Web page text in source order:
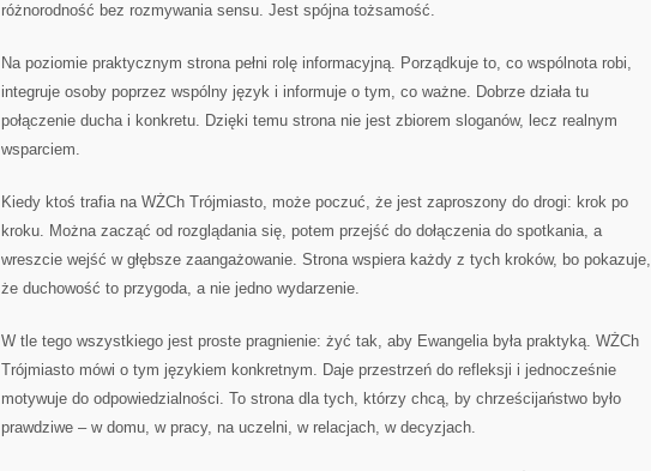
różnorodność bez rozmywania sensu. Jest spójna tożsamość.
Na poziomie praktycznym strona pełni rolę informacyjną. Porządkuje to, co wspólnota robi,
integruje osoby poprzez wspólny język i informuje o tym, co ważne. Dobrze działa tu
połączenie ducha i konkretu. Dzięki temu strona nie jest zbiorem sloganów, lecz realnym
wsparciem.
Kiedy ktoś trafia na WŻCh Trójmiasto, może poczuć, że jest zaproszony do drogi: krok po
kroku. Można zacząć od rozglądania się, potem przejść do dołączenia do spotkania, a
wreszcie wejść w głębsze zaangażowanie. Strona wspiera każdy z tych kroków, bo pokazuje,
że duchowość to przygoda, a nie jedno wydarzenie.
W tle tego wszystkiego jest proste pragnienie: żyć tak, aby Ewangelia była praktyką. WŻCh
Trójmiasto mówi o tym językiem konkretnym. Daje przestrzeń do refleksji i jednocześnie
motywuje do odpowiedzialności. To strona dla tych, którzy chcą, by chrześcijaństwo było
prawdziwe – w domu, w pracy, na uczelni, w relacjach, w decyzjach.